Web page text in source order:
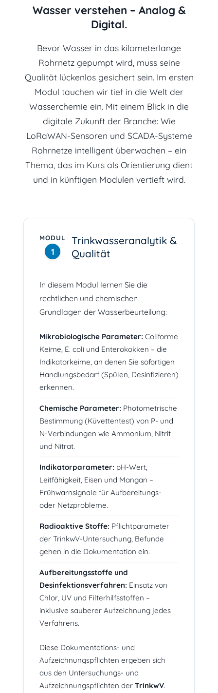
Wasser verstehen – Analog &
Digital.
Bevor Wasser in das kilometerlange
Rohrnetz gepumpt wird, muss seine
Qualität lückenlos gesichert sein. Im ersten
Modul tauchen wir tief in die Welt der
Wasserchemie ein. Mit einem Blick in die
digitale Zukunft der Branche: Wie
LoRaWAN-Sensoren und SCADA-Systeme
Rohrnetze intelligent überwachen – ein
Thema, das im Kurs als Orientierung dient
und in künftigen Modulen vertieft wird.
MODUL
1
Trinkwasseranalytik &
Qualität
In diesem Modul lernen Sie die
rechtlichen und chemischen
Grundlagen der Wasserbeurteilung:
Mikrobiologische Parameter: Coliforme
Keime, E. coli und Enterokokken – die
Indikatorkeime, an denen Sie sofortigen
Handlungsbedarf (Spülen, Desinfizieren)
erkennen.
Chemische Parameter: Photometrische
Bestimmung (Küvettentest) von P- und
N-Verbindungen wie Ammonium, Nitrit
und Nitrat.
Indikatorparameter: pH-Wert,
Leitfähigkeit, Eisen und Mangan –
Frühwarnsignale für Aufbereitungs-
oder Netzprobleme.
Radioaktive Stoffe: Pflichtparameter
der TrinkwV-Untersuchung, Befunde
gehen in die Dokumentation ein.
Aufbereitungsstoffe und
Desinfektionsverfahren: Einsatz von
Chlor, UV und Filterhilfsstoffen –
inklusive sauberer Aufzeichnung jedes
Verfahrens.
Diese Dokumentations- und
Aufzeichnungspflichten ergeben sich
aus den Untersuchungs- und
Aufzeichnungspflichten der TrinkwV.